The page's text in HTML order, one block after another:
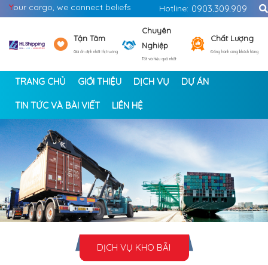
Your cargo, we connect beliefs Hotline: 0903.309.909
Tận Tâm
Giá ổn định nhất thị trường
Chuyên
Nghiệp
Tốt và hiệu quả nhất
Chất Lượng
Đồng hành cùng khách hàng
TRANG CHỦ GIỚI THIỆU DỊCH VỤ DỰ ÁN
TIN TỨC VÀ BÀI VIẾT LIÊN HỆ
< >
DỊCH VỤ KHO BÃI